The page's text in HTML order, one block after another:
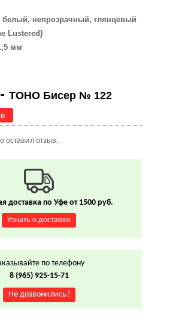
белый, непрозрачный, глянцевый
мм
TOHO Бисер № 122
оставил отзыв.
доставка по Уфе от 1500 руб.
Узнать о доставке
по телефону
8 (965) 925-15-71
Не дозвонились?